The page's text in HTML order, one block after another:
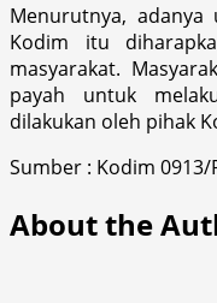
Menurutnya,
Kodim itu
masyarakat.
payah untuk
dilakukan oleh pihak
Sumber : Kodim 0913/
About the